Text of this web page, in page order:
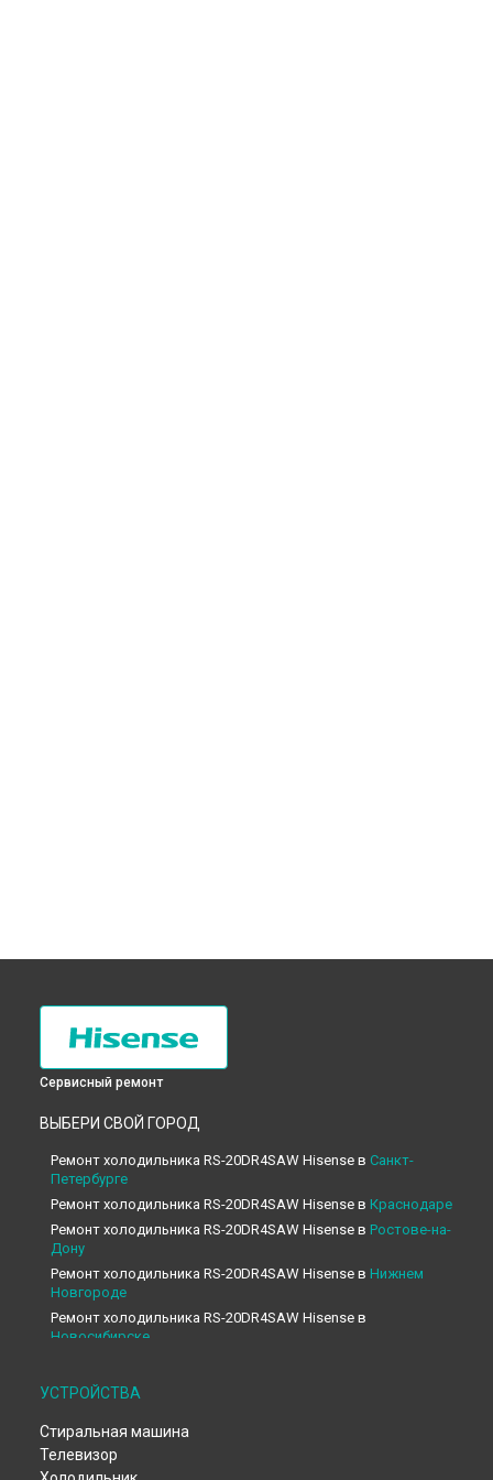
Сервисный ремонт
ВЫБЕРИ СВОЙ ГОРОД
Ремонт холодильника RS-20DR4SAW Hisense в Санкт-
Петербурге
Ремонт холодильника RS-20DR4SAW Hisense в Краснодаре
Ремонт холодильника RS-20DR4SAW Hisense в Ростове-на-
Дону
Ремонт холодильника RS-20DR4SAW Hisense в Нижнем
Новгороде
Ремонт холодильника RS-20DR4SAW Hisense в
Новосибирске
Ремонт холодильника RS-20DR4SAW Hisense в
Ремонт холодильника RS-20DR4SAW Hisense в
Ремонт холодильника RS-20DR4SAW Hisense в
УСТРОЙСТВА
Стиральная машина
Телевизор